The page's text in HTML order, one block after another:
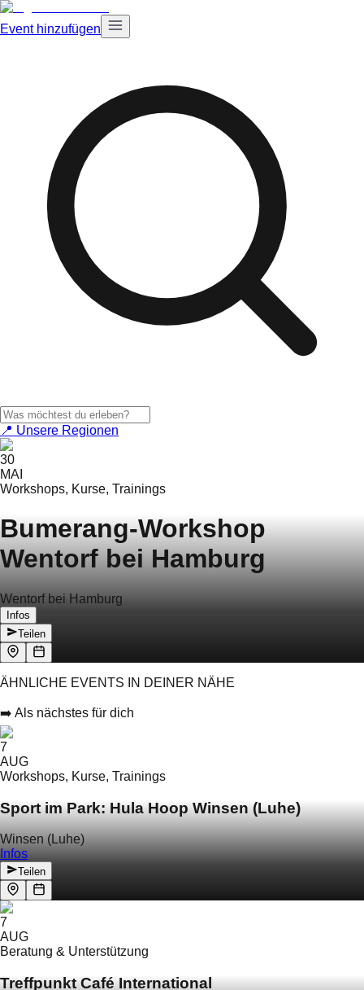
Event hinzufügen
📍 Unsere Regionen
30
MAI
Workshops, Kurse, Trainings
Bumerang-Workshop
Wentorf bei Hamburg
Wentorf bei Hamburg
Infos
Teilen
ÄHNLICHE EVENTS IN DEINER NÄHE
➡️ Als nächstes für dich
7
AUG
Workshops, Kurse, Trainings
Sport im Park: Hula Hoop Winsen (Luhe)
Winsen (Luhe)
Infos
Teilen
7
AUG
Beratung & Unterstützung
Treffpunkt Café International